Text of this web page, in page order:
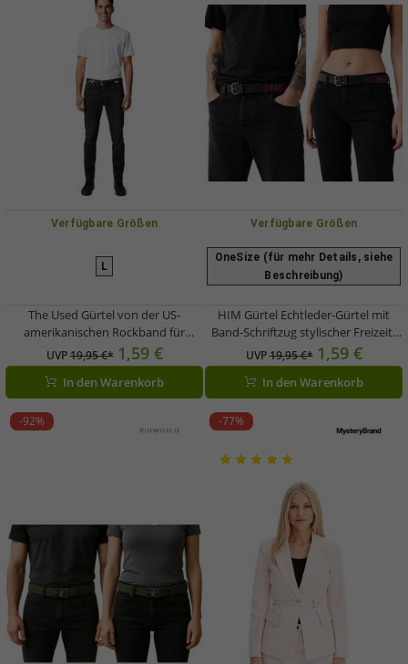
Verfügbare Größen
L
The Used Gürtel von der US-
amerikanischen Rockband für
Herren Leder-Gürtel verstellbarer
Freizeit-Gürtel Schwarz
UVP19,95 €* 1,59 €
In den Warenkorb
Verfügbare Größen
OneSize (für mehr Details, siehe
Beschreibung)
HIM Gürtel Echtleder-Gürtel mit
Band-Schriftzug stylischer Freizeit-
Gürtel Länge 110cm Schwarz/Lila
UVP19,95 €* 1,59 €
In den Warenkorb
-92% -77%